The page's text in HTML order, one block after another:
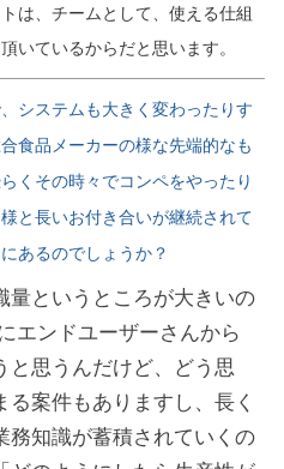
は、チームとして、使える仕組
いているからだと思います。
システムも大きく変わったりす
食品メーカーの様な先端的なも
くその時々でコンペをやったり
と長いお付き合いが継続されて
あるのでしょうか？
量というところが大きいの
エンドユーザーさんから
と思うんだけど、どう思
案件もありますし、長く
務知識が蓄積されていくの